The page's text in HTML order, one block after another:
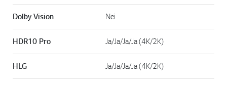
Dolby Vision Nei
HDR10 Pro Ja/Ja/Ja/Ja (4K/2K)
HLG Ja/Ja/Ja/Ja (4K/2K)